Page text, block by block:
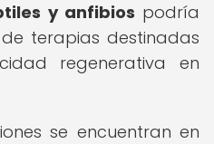
y anfibios podría
terapias destinadas
regenerativa en
se encuentran en